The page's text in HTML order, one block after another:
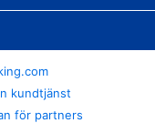
kundtjänst
för partners